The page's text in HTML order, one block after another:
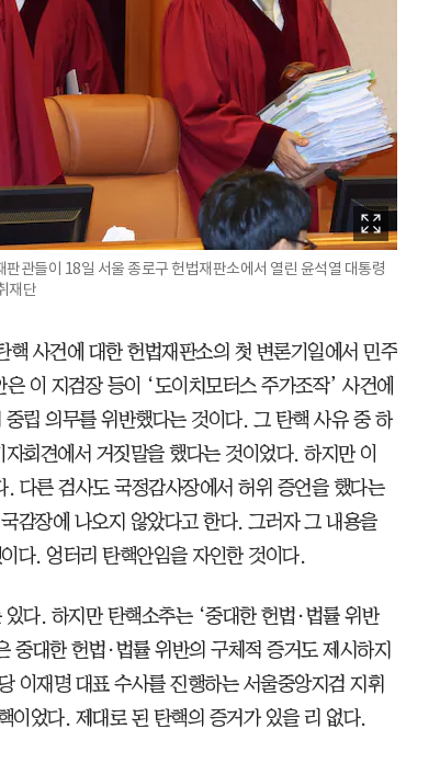
관들이 18일 서울 종로구 헌법재판소에서 열린 윤석열 대통령
재단
핵 사건에 대한 헌법재판소의 첫 변론기일에서 민주
이 지검장 등이 ‘도이치모터스 주가조작’ 사건에
립 의무를 위반했다는 것이다. 그 탄핵 사유 중 하
회견에서 거짓말을 했다는 것이었다. 하지만 이
다른 검사도 국정감사장에서 허위 증언을 했다는
감장에 나오지 않았다고 한다. 그러자 그 내용을
다. 엉터리 탄핵안임을 자인한 것이다.
다. 하지만 탄핵소추는 ‘중대한 헌법·법률 위반
중대한 헌법·법률 위반의 구체적 증거도 제시하지
이재명 대표 수사를 진행하는 서울중앙지검 지휘
이었다. 제대로 된 탄핵의 증거가 있을 리 없다.